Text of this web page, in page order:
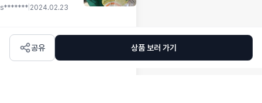
난하네요.. 당분간은 계속
s******* 2024.02.23
공유 상품 보러 가기